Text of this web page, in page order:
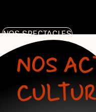
NOS SPECTACLES
NOS